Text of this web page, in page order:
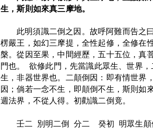
生，斯則如來真三摩地。
此明須識二倒之因。故呼阿難而告之
楞嚴王，如幻三摩提，全性起修，全修在
槃。從因至果，中間經歷，五十五位，真
門也。
欲修此門，先當識此眾生、世界
生，非器世界也。二顛倒因：即有情世界
因；倘若一念不生，即顛倒不生，斯則如
週法界，不從人得。初勸識二倒竟。
壬二 別明二倒 分二 癸初 明眾生顛